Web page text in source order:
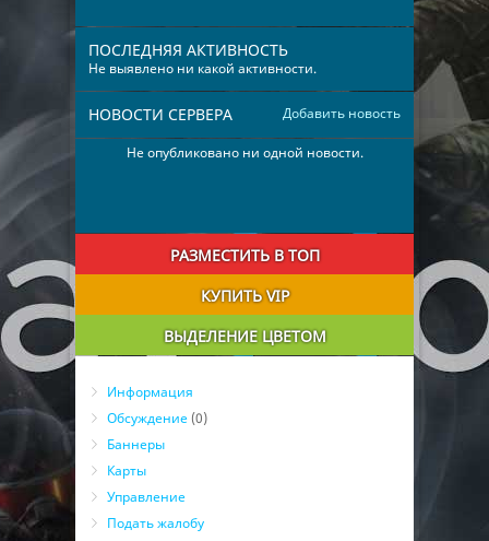
ПОСЛЕДНЯЯ АКТИВНОСТЬ
Не выявлено ни какой активности.
Добавить новость
НОВОСТИ СЕРВЕРА
Не опубликовано ни одной новости.
РАЗМЕСТИТЬ В ТОП
КУПИТЬ VIP
ВЫДЕЛЕНИЕ ЦВЕТОМ
Информация
Обсуждение (0)
Баннеры
Карты
Управление
Подать жалобу